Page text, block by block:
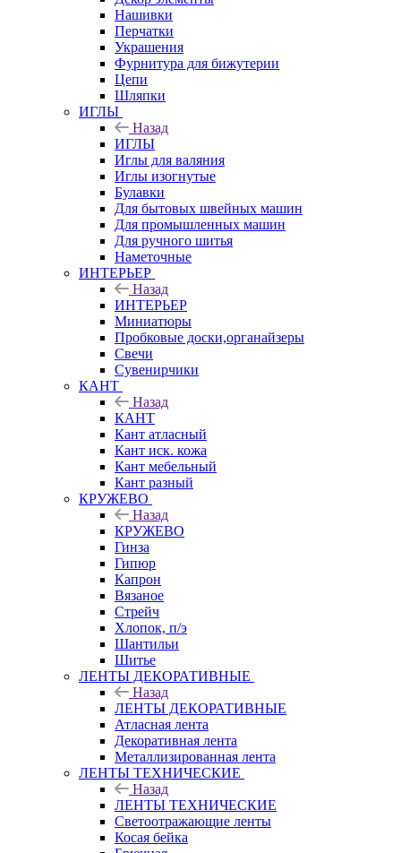
Нашивки
Перчатки
Украшения
Фурнитура для бижутерии
Цепи
Шляпки
ИГЛЫ
Назад
ИГЛЫ
Иглы для валяния
Иглы изогнутые
Булавки
Для бытовых швейных машин
Для промышленных машин
Для ручного шитья
Наметочные
ИНТЕРЬЕР
Назад
ИНТЕРЬЕР
Миниатюры
Пробковые доски,органайзеры
Свечи
Сувенирчики
КАНТ
Назад
КАНТ
Кант атласный
Кант иск. кожа
Кант мебельный
Кант разный
КРУЖЕВО
Назад
КРУЖЕВО
Гинза
Гипюр
Капрон
Вязаное
Стрейч
Хлопок, п/э
Шантильи
Шитье
ЛЕНТЫ ДЕКОРАТИВНЫЕ
Назад
ЛЕНТЫ ДЕКОРАТИВНЫЕ
Атласная лента
Декоративная лента
Металлизированная лента
ЛЕНТЫ ТЕХНИЧЕСКИЕ
Назад
ЛЕНТЫ ТЕХНИЧЕСКИЕ
Светоотражающие ленты
Косая бейка